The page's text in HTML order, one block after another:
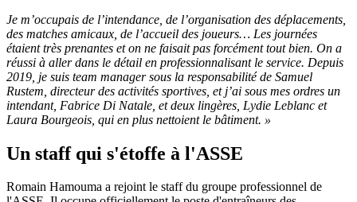
Je m’occupais de l’intendance, de l’organisation des déplacements,
des matches amicaux, de l’accueil des joueurs… Les journées
étaient très prenantes et on ne faisait pas forcément tout bien. On a
réussi à aller dans le détail en professionnalisant le service. Depuis
2019, je suis team manager sous la responsabilité de Samuel
Rustem, directeur des activités sportives, et j’ai sous mes ordres un
intendant, Fabrice Di Natale, et deux lingères, Lydie Leblanc et
Laura Bourgeois, qui en plus nettoient le bâtiment. »
Un staff qui s'étoffe à l'ASSE
Romain Hamouma a rejoint le staff du groupe professionnel de